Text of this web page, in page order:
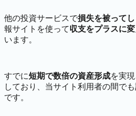
他の投資サービスで損失を被って
報サイトを使って収支をプラスに
います。
すでに短期で数倍の資産形成を実
しており、当サイト利用者の間で
です。